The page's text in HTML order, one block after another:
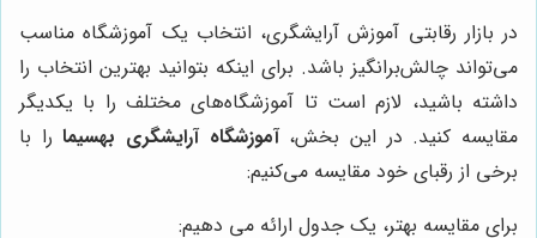
در بازار رقابتی آموزش آرایشگری، انتخاب یک آموزشگاه مناسب
می‌تواند چالش‌برانگیز باشد. برای اینکه بتوانید بهترین انتخاب را
داشته باشید، لازم است تا آموزشگاه‌های مختلف را با یکدیگر
مقایسه کنید. در این بخش،آموزشگاه آرایشگری بهسیمارا با
برخی از رقبای خود مقایسه می‌کنیم:
برای مقایسه بهتر، یک جدول ارائه می دهیم: